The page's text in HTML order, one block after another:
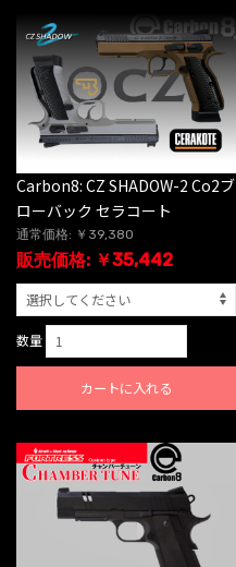
Carbon8: CZ SHADOW-2 Co2ブ
ローバック セラコート
通常価格: ￥39,380
販売価格: ￥35,442
数量
カートに入れる